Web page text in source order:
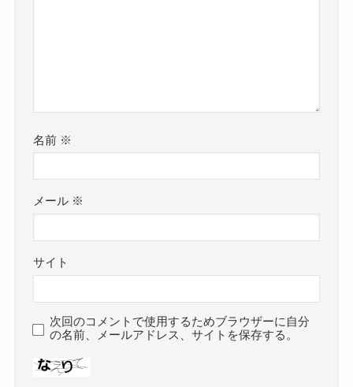
名前 ※
メール ※
サイト
次回のコメントで使用するためブラウザーに自分
の名前、メールアドレス、サイトを保存する。